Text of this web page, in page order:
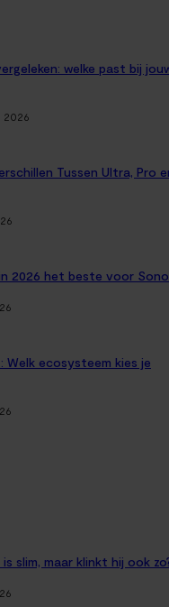
welke past bij
2026
Tussen Ultra, Pro
2026 het beste voor
ecosysteem kies je
slim, maar klinkt hij ook